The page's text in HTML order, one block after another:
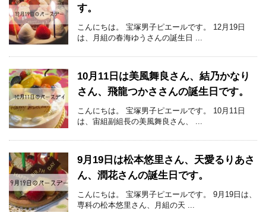
す。
こんにちは。 宝塚男子ピエールです。 12月19日
は、月組の春海ゆうさんの誕生日 ...
10月11日は美風舞良さん、結乃かなり
さん、飛龍つかささんの誕生日です。
こんにちは。 宝塚男子ピエールです。 10月11日
は、宙組副組長の美風舞良さん、 ...
9月19日は松本悠里さん、天愛るりあさ
ん、潤花さんの誕生日です。
こんにちは。 宝塚男子ピエールです。 9月19日は、
専科の松本悠里さん、月組の天 ...